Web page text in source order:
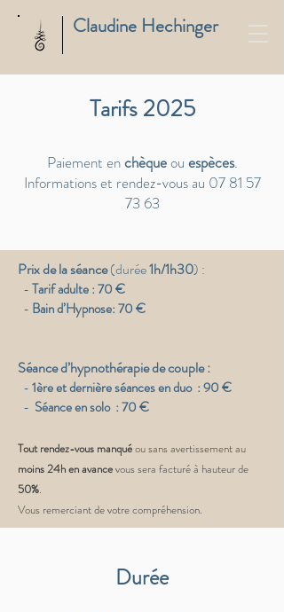
Claudine Hechinger
Tarifs 2025
Paiement enchèqueou espèces.
Informations et rendez-vous au 07 81 57
73 63
Prix de la séance(durée1h/1h30) :
-Tarif adulte : 70 €
- Bain d’Hypnose: 70 €
Séance d’hypnothérapie de couple :
-1ère et dernière séances en duo : 90 €
- Séance en solo : 70 €
Tout rendez-vous manquéou sans avertissement au
moins 24h en avancevous sera facturé à hauteur de
50%.
Vous remerciant de votre compréhension.
Durée